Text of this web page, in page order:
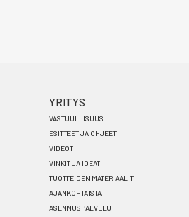
YRITYS
VASTUULLISUUS
ESITTEET JA OHJEET
VIDEOT
VINKIT JA IDEAT
TUOTTEIDEN MATERIAALIT
AJANKOHTAISTA
ASENNUSPALVELU